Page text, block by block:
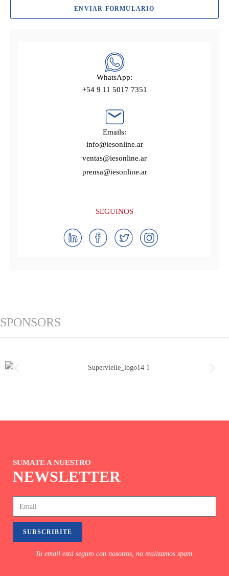
ENVIAR FORMULARIO
WhatsApp:
+54 9 11 5017 7351
Emails:
info@iesonline.ar
ventas@iesonline.ar
prensa@iesonline.ar
SEGUINOS
SPONSORS
SUMATE A NUESTRO
NEWSLETTER
SUBSCRIBITE
Tu email está seguro con nosotros, no realizamos spam.